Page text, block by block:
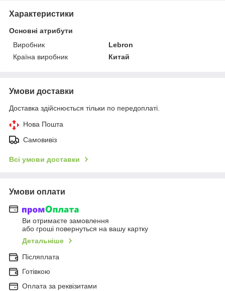
Характеристики
Основні атрибути
Виробник
Lebron
Країна виробник
Китай
Умови доставки
Доставка здійснюється тільки по передоплаті.
Нова Пошта
Самовивіз
Всі умови доставки
Умови оплати
Ви отримаєте замовлення
або гроші повернуться на вашу картку
Детальніше
Післяплата
Готівкою
Оплата за реквізитами